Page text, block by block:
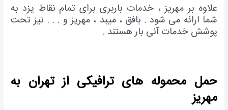
علاوه بر مهریز ، خدمات باربری برای تمام نقاط یزد به
شما ارائه می شود . بافق ، میبد ، مهریز و . . . نیز تحت
پوشش خدمات آنی بار هستند .
حمل محموله های ترافیکی از تهران به
مهریز